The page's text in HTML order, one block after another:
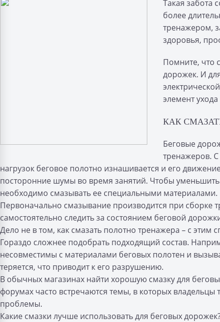
Такая забота
более
тренажером,
здоровья,
Помните, что
дорожек. И
элемент
КАК
Беговые
тренажеров.
нагрузок беговое полотно изнашивается и его
посторонние шумы во время занятий. Чтобы
необходимо смазывать ее специальными материалами.
Первоначально смазывание производится при сборке
самостоятельно следить за состоянием беговой
Дело не в том, как смазать полотно тренажера – с
Гораздо сложнее подобрать подходящий состав.
несовместимы с материалами беговых полотен и
теряется, что приводит к его разрушению.
В обычных магазинах найти хорошую смазку для
форумах часто встречаются темы, в которых
проблемы.
Какие смазки лучше использовать для беговых